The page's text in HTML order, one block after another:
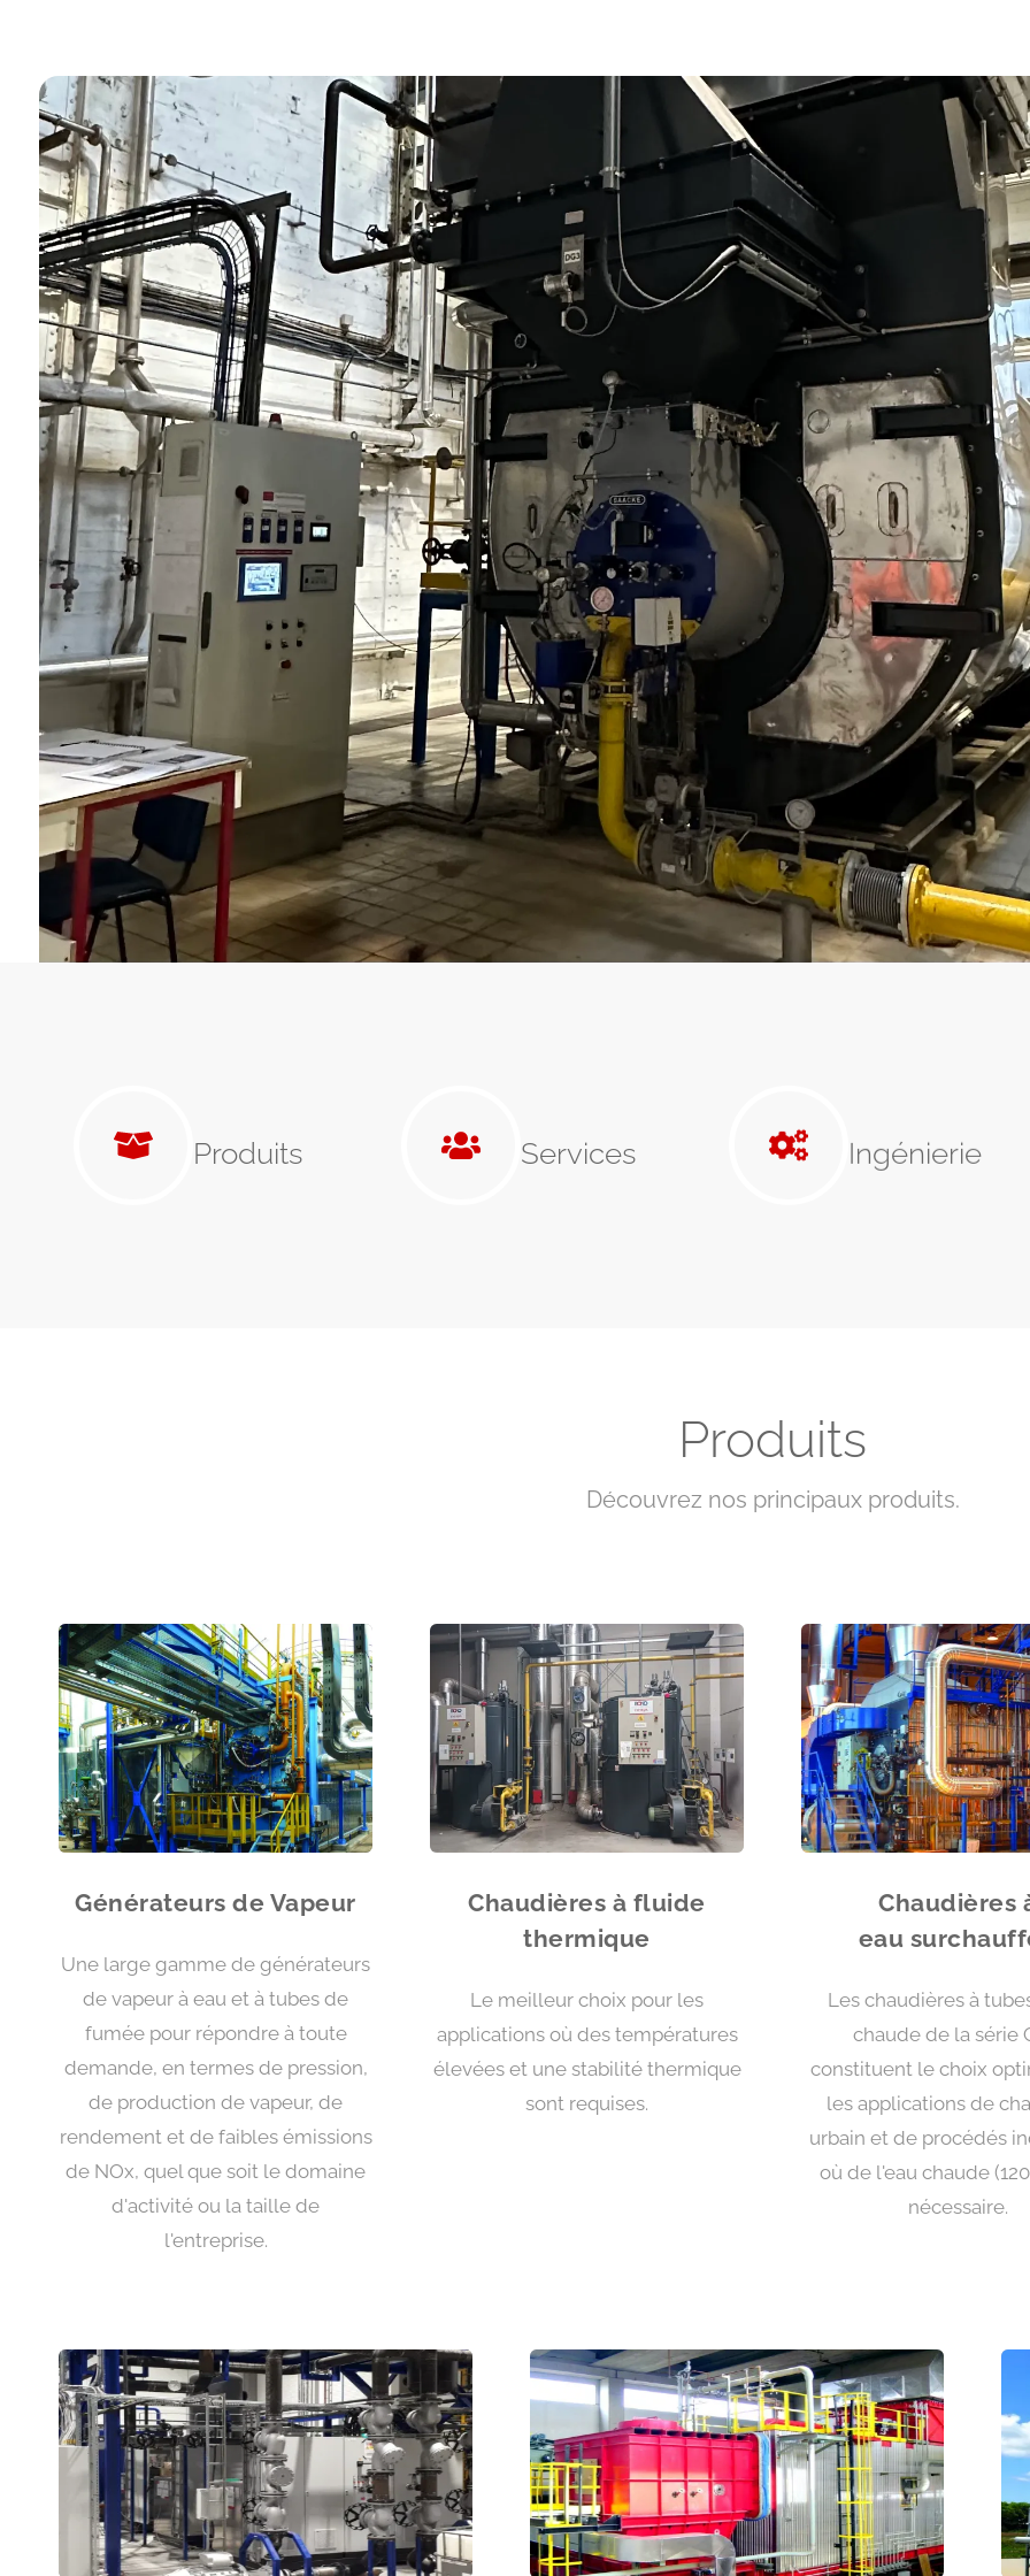
Produits Services Ingénierie
Produits
Découvrez nos principaux produits.
Générateurs de Vapeur
Une large gamme de générateurs
de vapeur à eau et à tubes de
fumée pour répondre à toute
demande, en termes de pression,
de production de vapeur, de
rendement et de faibles émissions
de NOx, quel que soit le domaine
d'activité ou la taille de
l'entreprise.
Chaudières à fluide
thermique
Le meilleur choix pour les
applications où des températures
élevées et une stabilité thermique
sont requises.
Chaudières
eau
Les chaudières à
chaude de la série
constituent le choix
les applications de
urbain et de procédés
où de l'eau chaude
nécessaire.